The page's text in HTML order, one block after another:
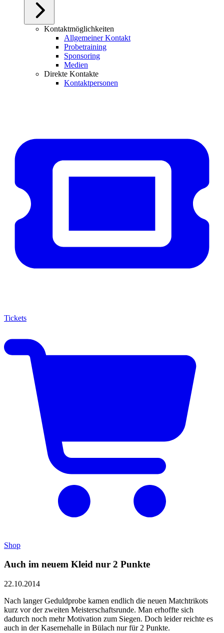
Kontaktmöglichkeiten
Allgemeiner Kontakt
Probetraining
Sponsoring
Medien
Direkte Kontakte
Kontaktpersonen
Tickets
Shop
Auch im neuem Kleid nur 2 Punkte
22.10.2014
Nach langer Geduldprobe kamen endlich die neuen Matchtrikots
kurz vor der zweiten Meisterschaftsrunde. Man erhoffte sich
dadurch noch mehr Motivation zum Siegen. Doch leider reichte es
auch in der Kasernehalle in Bülach nur für 2 Punkte.